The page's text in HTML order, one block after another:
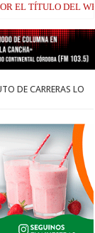
EL TÍTULO DEL
DE CARRERAS LO